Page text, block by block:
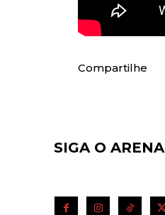
Compartilhe
SIGA O ARENA